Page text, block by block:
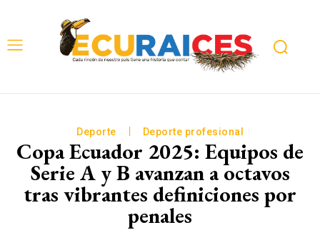
Deporte Deporte profesional
Copa Ecuador 2025: Equipos de
Serie A y B avanzan a octavos
tras vibrantes definiciones por
penales